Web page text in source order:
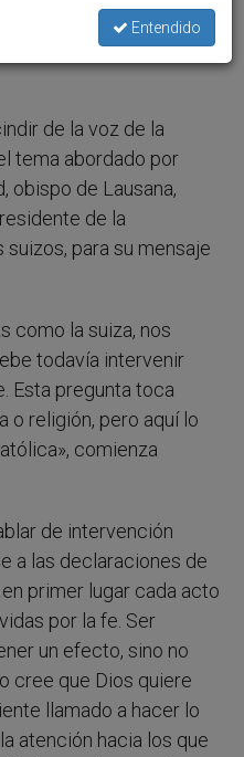
de la voz de la
tema abordado por
obispo de Lausana,
de la
para su mensaje
como la suiza, nos
todavía intervenir
Esta pregunta toca
o religión, pero aquí lo
comienza
de intervención
a las declaraciones de
primer lugar cada acto
por la fe. Ser
un efecto, sino no
cree que Dios quiere
llamado a hacer lo
atención hacia los que
Entendido